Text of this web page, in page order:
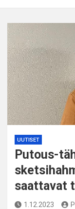
UUTISET
Putous-
saattavat
1.12.2023